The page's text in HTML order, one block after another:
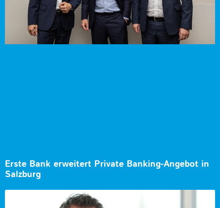
Erste Bank erweitert Private Banking-Angebot in
Salzburg